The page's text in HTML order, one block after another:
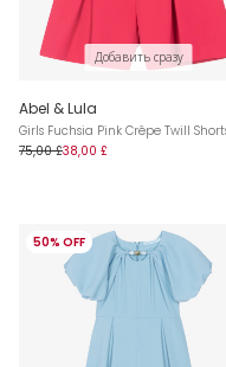
Добавить сразу
Abel & Lula
Girls Fuchsia Pink Crêpe Twill
75,00 £38,00 £
50% OFF